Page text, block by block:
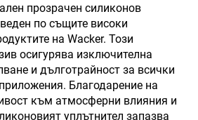
прозрачен силиконов
по същите високи
на Wacker. Този
осигурява изключителна
и дълготрайност за всички
Благодарение на
към атмосферни влияния и
уплътнител запазва